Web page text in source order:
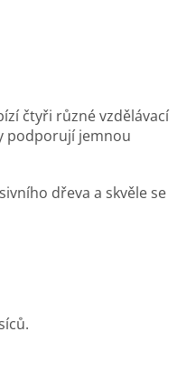
čtyři různé vzdělávací
podporují jemnou
dřeva a skvěle se